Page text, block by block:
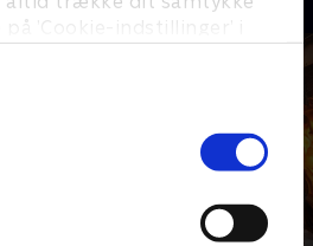
’Cookie-indstillinger’ i